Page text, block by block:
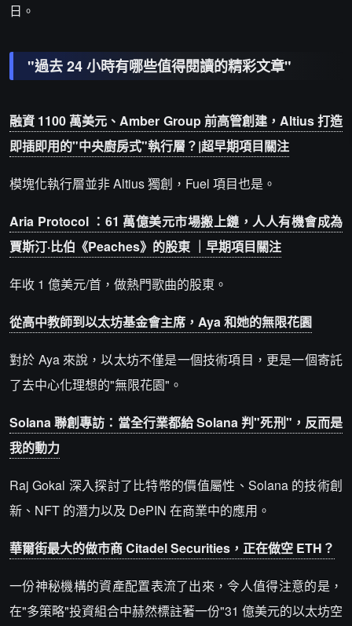
日。
"過去 24 小時有哪些值得閱讀的精彩文章"
融資 1100 萬美元、Amber Group 前高管創建，Altius 打造
即插即用的"中央廚房式"執行層？|超早期項目關注
模塊化執行層並非 Altius 獨創，Fuel 項目也是。
Aria Protocol ：61 萬億美元市場搬上鏈，人人有機會成為
賈斯汀·比伯《Peaches》的股東 ｜早期項目關注
年收 1 億美元/首，做熱門歌曲的股東。
從高中教師到以太坊基金會主席，Aya 和她的無限花園
對於 Aya 來說，以太坊不僅是一個技術項目，更是一個寄託
了去中心化理想的"無限花園"。
Solana 聯創專訪：當全行業都給 Solana 判"死刑"，反而是
我的動力
Raj Gokal 深入探討了比特幣的價值屬性、Solana 的技術創
新、NFT 的潛力以及 DePIN 在商業中的應用。
華爾街最大的做市商 Citadel Securities，正在做空 ETH？
一份神秘機構的資產配置表流了出來，令人值得注意的是，
在"多策略"投資組合中赫然標註著一份"31 億美元的以太坊空